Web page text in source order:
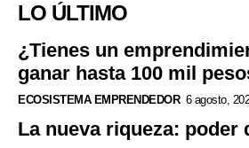
LO ÚLTIMO
¿Tienes un
ganar hasta 100 mil
ECOSISTEMA EMPRENDEDOR 6 agosto,
La nueva riqueza: poder